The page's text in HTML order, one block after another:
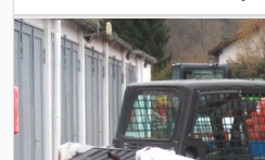
8.50 - 15
, تكوين المحور:محورين, سنة
الصنع:
2015 , ساعات التشغيل: 734 h
قياسية, مصابيح أمامية إضافية